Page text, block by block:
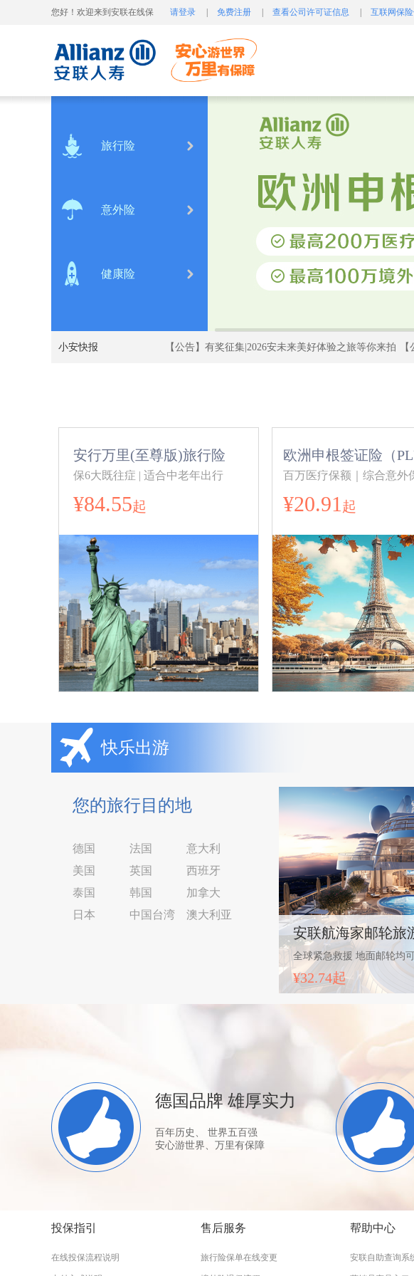
您好！欢迎来到安联在线保 请登录 免费注册 查看公司许可证信息 互联网保
旅行险
意外险
健康险
小安快报 【公告】有奖征集|2026安未来美好体验之旅等你来拍
安行万里(至尊版)旅行险
保6大既往症 | 适合中老年出行
¥84.55起
欧洲申根签证险（
百万医疗保额｜综合意外
¥20.91 起
快乐出游
您的旅行目的地
德国 法国
意大利
美国
英国
西班牙
泰国
韩国
加拿大
日本
中国台湾 澳大利亚
安联航海家邮轮旅
全球紧急救援 地面邮轮均
¥32.74起
德国品牌 雄厚实力
百年历史、 世界五百强
安心游世界、万里有保障
投保指引
在线投保流程说明
售后服务
旅行险保单在线变更
帮助中心
安联自助查询系